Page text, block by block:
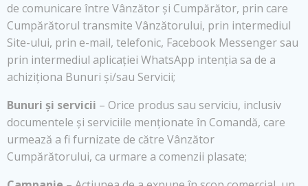
de comunicare între Vânzător și Cumpărător, prin care
Cumpărătorul transmite Vânzătorului, prin intermediul
Site-ului, prin e-mail, telefonic, Facebook Messenger sau
prin intermediul aplicației WhatsApp intenția sa de a
achiziționa Bunuri și/sau Servicii;
Bunuri și servicii – Orice produs sau serviciu, inclusiv
documentele și serviciile menționate în Comandă, care
urmează a fi furnizate de către Vânzător
Cumpărătorului, ca urmare a comenzii plasate;